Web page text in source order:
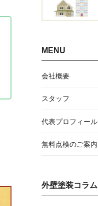
MENU
会社概要
スタッフ
代表プロフィール
無料点検のご案内
外壁塗装コラム